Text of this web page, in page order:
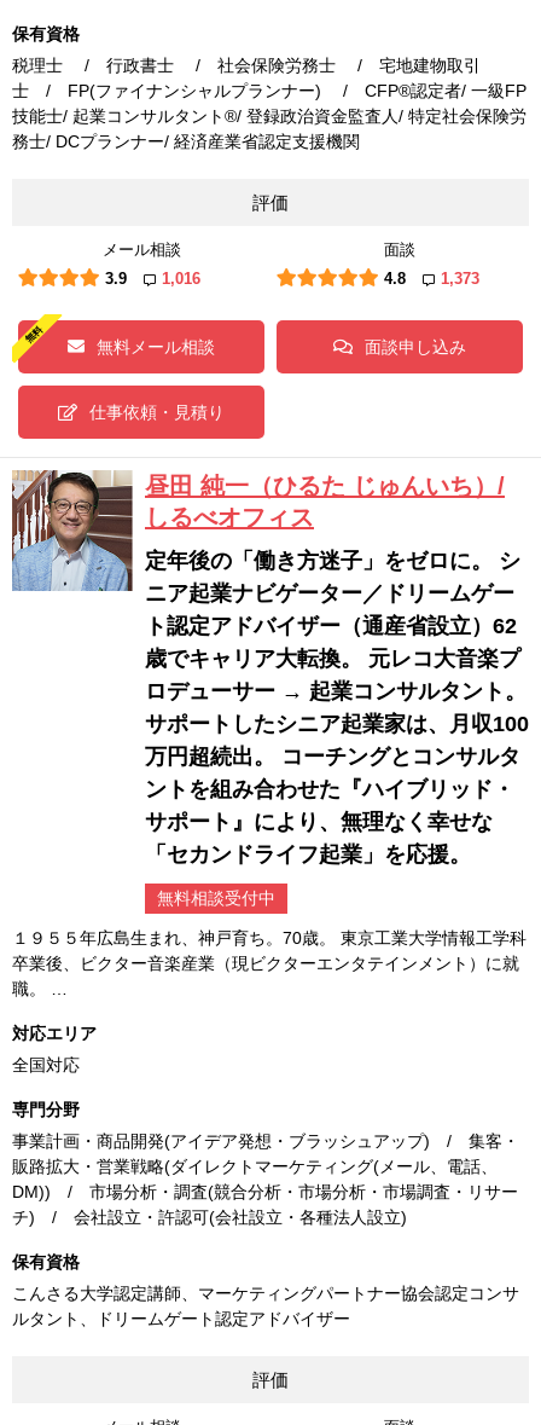
保有資格
税理士 / 行政書士 / 社会保険労務士 / 宅地建物取引
士 / FP(ファイナンシャルプランナー) / CFP®認定者/ 一級FP
技能士/ 起業コンサルタント®/ 登録政治資金監査人/ 特定社会保険労
務士/ DCプランナー/ 経済産業省認定支援機関
評価
メール相談
3.9
1,016
面談
4.8
1,373
無料メール相談 面談申し込み
仕事依頼・見積り
昼田 純一（ひるた じゅんいち）/
しるべオフィス
定年後の「働き方迷子」をゼロに。 シ
ニア起業ナビゲーター／ドリームゲー
ト認定アドバイザー（通産省設立）62
歳でキャリア大転換。 元レコ大音楽プ
ロデューサー → 起業コンサルタント。
サポートしたシニア起業家は、月収100
万円超続出。 コーチングとコンサルタ
ントを組み合わせた『ハイブリッド・
サポート』により、無理なく幸せな
「セカンドライフ起業」を応援。
無料相談受付中
１９５５年広島生まれ、神戸育ち。70歳。 東京工業大学情報工学科
卒業後、ビクター音楽産業（現ビクターエンタテインメント）に就
職。 …
対応エリア
全国対応
専門分野
事業計画・商品開発(アイデア発想・ブラッシュアップ) / 集客・
販路拡大・営業戦略(ダイレクトマーケティング(メール、電話、
DM)) / 市場分析・調査(競合分析・市場分析・市場調査・リサー
チ) / 会社設立・許認可(会社設立・各種法人設立)
保有資格
こんさる大学認定講師、マーケティングパートナー協会認定コンサ
ルタント、ドリームゲート認定アドバイザー
評価